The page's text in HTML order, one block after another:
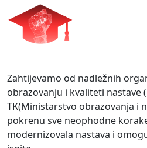
Zahtijevamo od nadležnih
obrazovanju i kvaliteti nastave
TK(Ministarstvo obrazovanja i
pokrenu sve neophodne
modernizovala nastava i